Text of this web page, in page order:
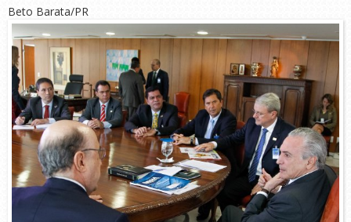
Beto Barata/PR